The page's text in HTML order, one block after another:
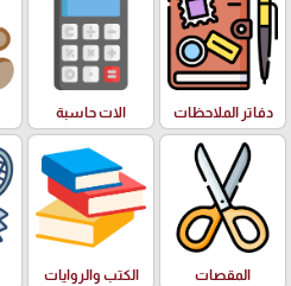
دفاتر الملاحظات الات حاسبة
المقصات الكتب والروايات